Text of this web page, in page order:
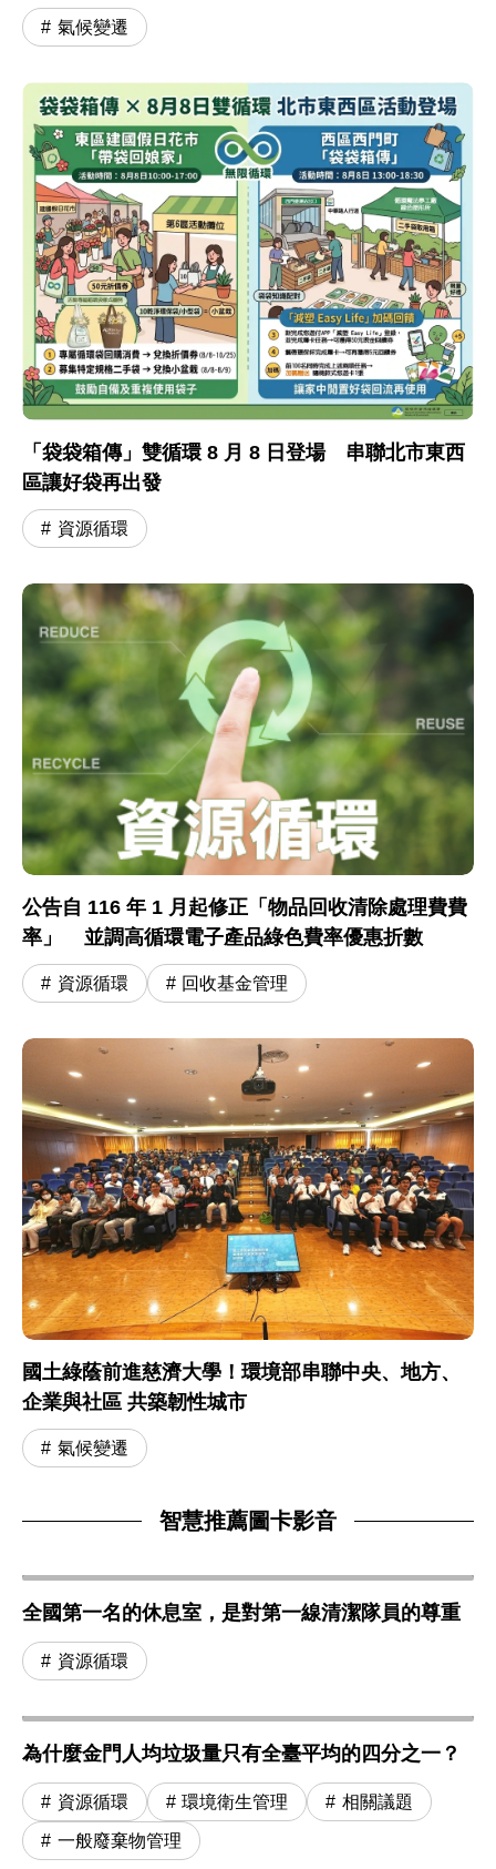
氣候變遷
「袋袋箱傳」雙循環 8 月 8 日登場 串聯北市東西
區讓好袋再出發
資源循環
公告自 116 年 1 月起修正「物品回收清除處理費費
率」 並調高循環電子產品綠色費率優惠折數
資源循環 回收基金管理
國土綠蔭前進慈濟大學！環境部串聯中央、地方、
企業與社區 共築韌性城市
氣候變遷
智慧推薦圖卡影音
全國第一名的休息室，是對第一線清潔隊員的尊重
資源循環
為什麼金門人均垃圾量只有全臺平均的四分之一？
資源循環 環境衛生管理 相關議題
一般廢棄物管理